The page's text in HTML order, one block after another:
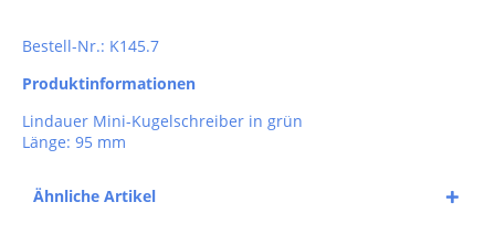
Bestell-Nr.: K145.7
Produktinformationen
Lindauer Mini-Kugelschreiber in grün
Länge: 95 mm
Ähnliche Artikel